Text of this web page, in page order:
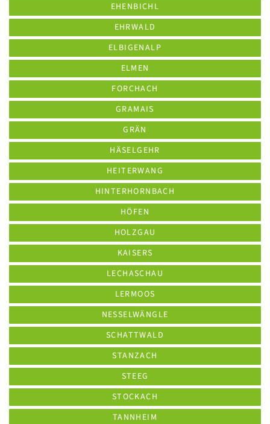
EHENBICHL
EHRWALD
ELBIGENALP
ELMEN
FORCHACH
GRAMAIS
GRÄN
HÄSELGEHR
HEITERWANG
HINTERHORNBACH
HÖFEN
HOLZGAU
KAISERS
LECHASCHAU
LERMOOS
NESSELWÄNGLE
SCHATTWALD
STANZACH
STEEG
STOCKACH
TANNHEIM